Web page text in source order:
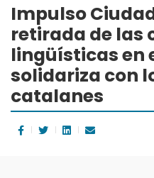
Impulso
retirada de las
lingüísticas en
solidariza con
catalanes